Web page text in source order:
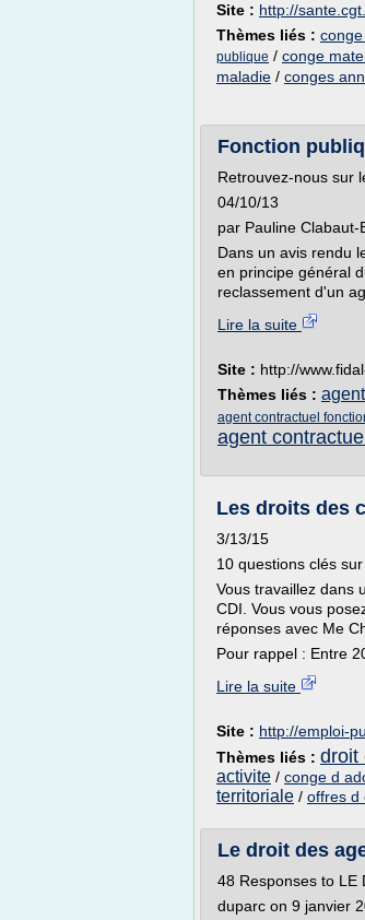
Site : http://
Thèmes liés :
publique / conge
maladie / conges
Fonction
Retrouvez-nous sur
04/10/13
par Pauline
Dans un avis rendu
en principe général
reclassement d'un
Lire la suite
Site : http://
Thèmes liés :
agent contractuel
agent
Les droits des
3/13/15
10 questions clés
Vous travaillez dans
CDI. Vous vous
réponses avec Me
Pour rappel : Entre
Lire la suite
Site : http://emploi-
Thèmes liés : droit
activite / conge d
territoriale / offres d
Le droit des
48 Responses to LE
duparc on 9 janvier